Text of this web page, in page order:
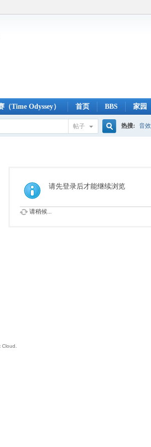
Time Odyssey） 首页 BBS 家园
帖子
索
热搜: 音效
请先登录后才能继续浏览
请稍候...